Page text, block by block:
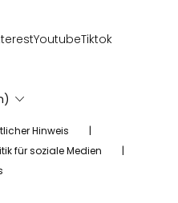
YoutubeTiktok
Hinweis
für soziale Medien